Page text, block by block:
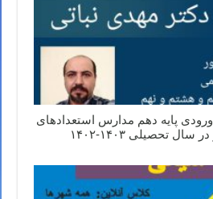
۸۷ آزمون ورودی پایه دهم مدارس استعدادهای
تحصیلی ۱۴۰۳-۱۴۰۲